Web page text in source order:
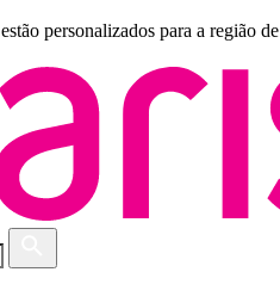
estão personalizados para a região de